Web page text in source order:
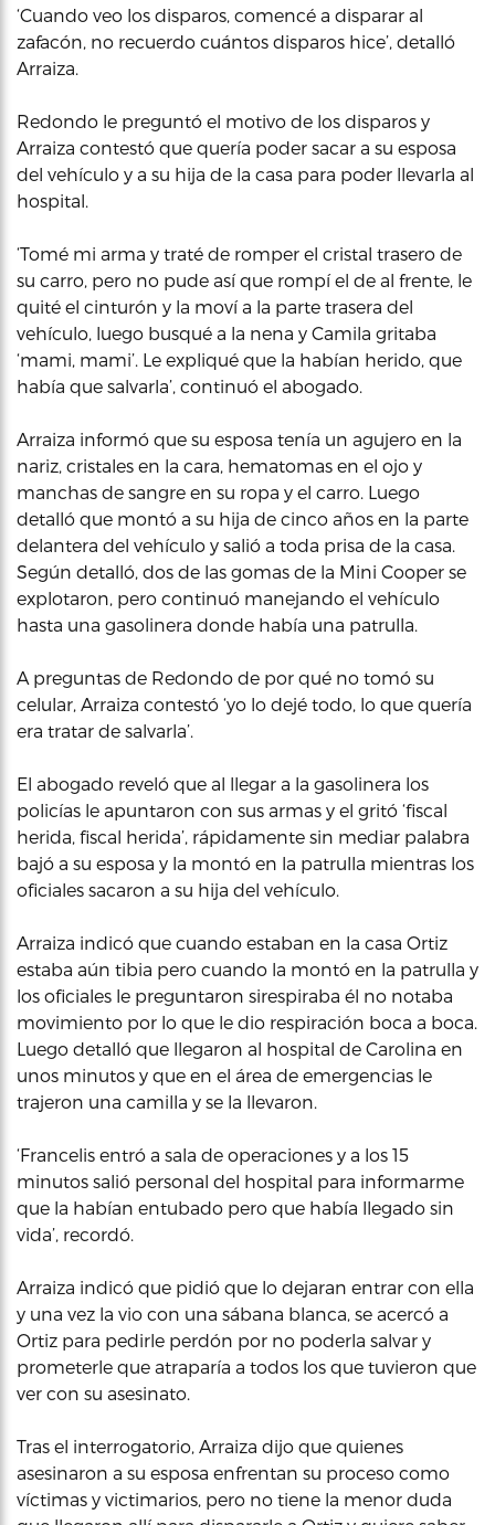
‘Cuando veo los disparos, comencé a disparar al
zafacón, no recuerdo cuántos disparos hice’, detalló
Arraiza.
Redondo le preguntó el motivo de los disparos y
Arraiza contestó que quería poder sacar a su esposa
del vehículo y a su hija de la casa para poder llevarla al
hospital.
‘Tomé mi arma y traté de romper el cristal trasero de
su carro, pero no pude así que rompí el de al frente, le
quité el cinturón y la moví a la parte trasera del
vehículo, luego busqué a la nena y Camila gritaba
‘mami, mami’. Le expliqué que la habían herido, que
había que salvarla’, continuó el abogado.
Arraiza informó que su esposa tenía un agujero en la
nariz, cristales en la cara, hematomas en el ojo y
manchas de sangre en su ropa y el carro. Luego
detalló que montó a su hija de cinco años en la parte
delantera del vehículo y salió a toda prisa de la casa.
Según detalló, dos de las gomas de la Mini Cooper se
explotaron, pero continuó manejando el vehículo
hasta una gasolinera donde había una patrulla.
A preguntas de Redondo de por qué no tomó su
celular, Arraiza contestó ‘yo lo dejé todo, lo que quería
era tratar de salvarla’.
El abogado reveló que al llegar a la gasolinera los
policías le apuntaron con sus armas y el gritó ‘fiscal
herida, fiscal herida’, rápidamente sin mediar palabra
bajó a su esposa y la montó en la patrulla mientras los
oficiales sacaron a su hija del vehículo.
Arraiza indicó que cuando estaban en la casa Ortiz
estaba aún tibia pero cuando la montó en la patrulla y
los oficiales le preguntaron sirespiraba él no notaba
movimiento por lo que le dio respiración boca a boca.
Luego detalló que llegaron al hospital de Carolina en
unos minutos y que en el área de emergencias le
trajeron una camilla y se la llevaron.
‘Francelis entró a sala de operaciones y a los 15
minutos salió personal del hospital para informarme
que la habían entubado pero que había llegado sin
vida’, recordó.
Arraiza indicó que pidió que lo dejaran entrar con ella
y una vez la vio con una sábana blanca, se acercó a
Ortiz para pedirle perdón por no poderla salvar y
prometerle que atraparía a todos los que tuvieron que
ver con su asesinato.
Tras el interrogatorio, Arraiza dijo que quienes
asesinaron a su esposa enfrentan su proceso como
víctimas y victimarios, pero no tiene la menor duda